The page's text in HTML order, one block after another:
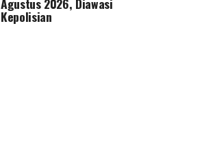
Kepolisian